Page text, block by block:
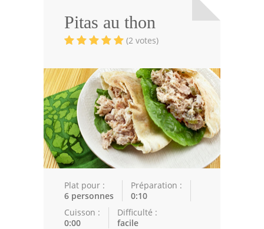
Viandes
Volailles
Poissons
Soupes
Pâtisseries
Epices
Recettes Marocaine
Couscous
Tajines
Pitas au thon
(2 votes)
Plat pour :
6 personnes
Préparation :
0:10
Cuisson :
0:00
Difficulté :
facile